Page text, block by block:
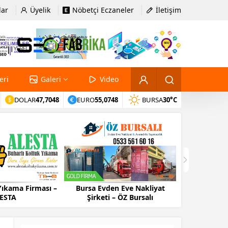
Üyelik Nöbetçi Eczaneler İletişim
Galeri Video
DOLAR47,7048 EURO55,0748 BURSA30°C
Firması –
Bursa Evden Eve Nakliyat
Şirketi – ÖZ Bursalı